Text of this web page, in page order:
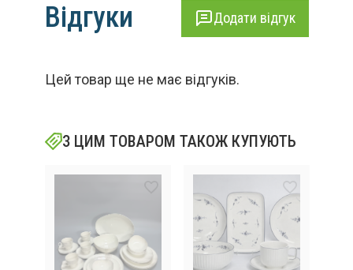
Відгуки Додати відгук
Цей товар ще не має відгуків.
З ЦИМ ТОВАРОМ ТАКОЖ КУПУЮТЬ